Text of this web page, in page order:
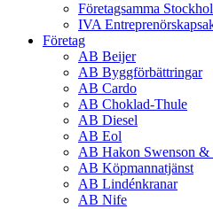
Företagsamma
IVA
Företag
AB Beijer
AB Byggförbättringar
AB Cardo
AB Choklad-Thule
AB Diesel
AB Eol
AB Hakon Swenson &
AB Köpmannatjänst
AB Lindénkranar
AB Nife